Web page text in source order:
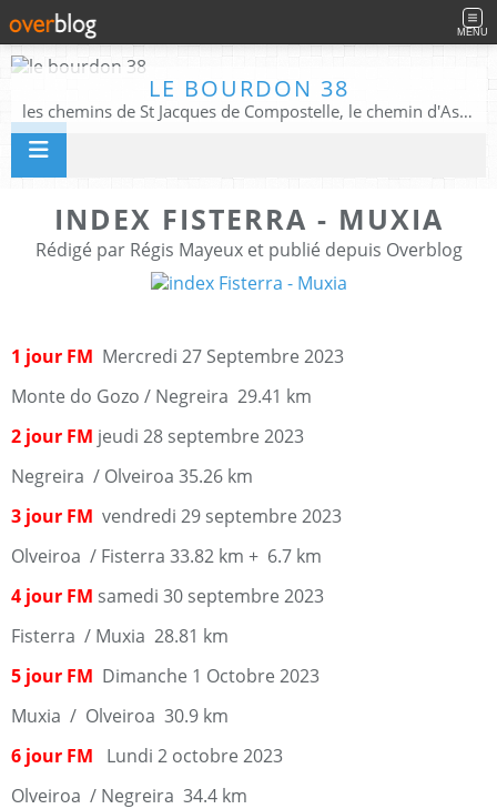
MENU
LE BOURDON 38
les chemins de St Jacques de Compostelle, le chemin d'Assise, La Voie Francigena, et autres chemins ........
INDEX FISTERRA - MUXIA
Rédigé par Régis Mayeux et publié depuis Overblog
1 jour FM Mercredi 27 Septembre 2023
Monte do Gozo / Negreira 29.41 km
2 jour FM jeudi 28 septembre 2023
Negreira / Olveiroa 35.26 km
3 jour FM vendredi 29 septembre 2023
Olveiroa / Fisterra 33.82 km + 6.7 km
4 jour FM samedi 30 septembre 2023
Fisterra / Muxia 28.81 km
5 jour FM Dimanche 1 Octobre 2023
Muxia / Olveiroa 30.9 km
6 jour FM Lundi 2 octobre 2023
Olveiroa / Negreira 34.4 km